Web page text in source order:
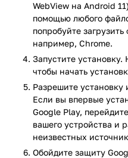
В вашем распоряжении
дома или в пункт
действует почти на всей
Пункты
Больше двух тысяч
оформлением и удобными
вам не придется платить:
покупкой, подходит ли вам
наверняка рядом с вашим
WebView на Android
помощью любого
попробуйте
например, Chrome.
Запустите
чтобы начать
Разрешите установку
Если вы впервые
Google Play,
вашего устройства и
неизвестных
Обойдите защиту